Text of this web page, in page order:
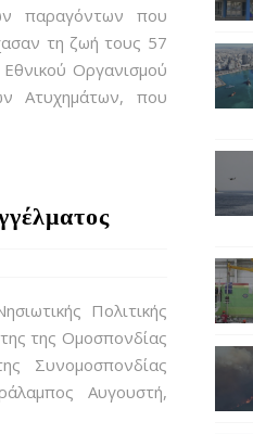
παραγόντων που
τη ζωή τους 57
Οργανισμού
Ατυχημάτων, που
Πολιτικής
της Ομοσπονδίας
Συνομοσπονδίας
Αυγουστή,